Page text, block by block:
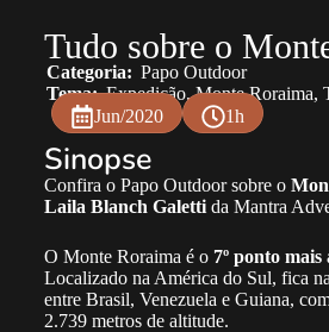
Tudo sobre o
Categoria: Papo Outdoor
Tema: Expedição,Monte Roraima,
Jun/2020
1h
Sinopse
Confira o Papo Outdoor sobre o
Laila Blanch Galettida Mantra
O Monte Roraima é o 7º ponto
Localizado na América do Sul, fica
entre Brasil, Venezuela e Guiana,
2.739 metros de altitude.